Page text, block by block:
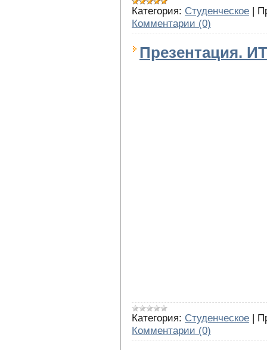
Категория: Студенческое |
Комментарии (0)
Презентация.
Категория: Студенческое |
Комментарии (0)